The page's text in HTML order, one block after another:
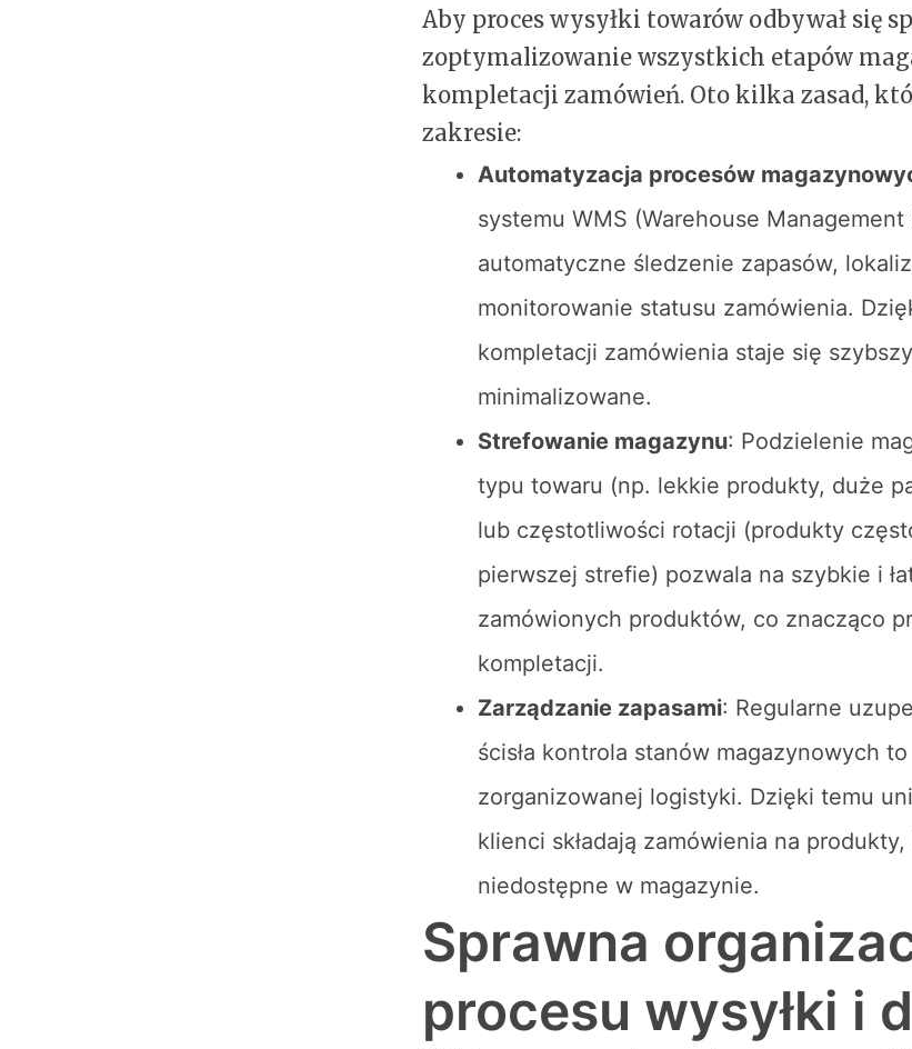
Aby proces wysyłki towarów odbywał się
zoptymalizowanie wszystkich etapów
kompletacji zamówień. Oto kilka zasad,
zakresie:
Automatyzacja procesów
systemu WMS (Warehouse
automatyczne śledzenie zapasów,
monitorowanie statusu zamówienia.
kompletacji zamówienia staje się
minimalizowane.
Strefowanie magazynu: Podzielenie
typu towaru (np. lekkie produkty, duże
lub częstotliwości rotacji (produkty
pierwszej strefie) pozwala na szybkie i
zamówionych produktów, co znacząco
kompletacji.
Zarządzanie zapasami: Regularne
ścisła kontrola stanów magazynowych
zorganizowanej logistyki. Dzięki temu
klienci składają zamówienia na
niedostępne w magazynie.
Sprawna
procesu wysyłki i